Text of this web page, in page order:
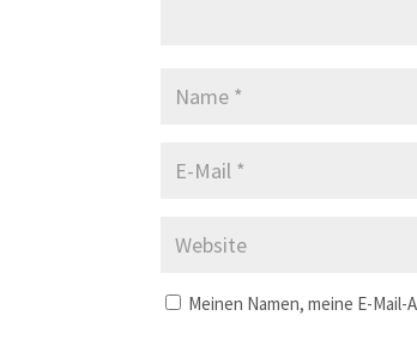
Meinen Namen, meine E-